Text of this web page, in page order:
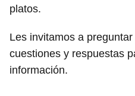
platos.
Les invitamos a
cuestiones y respuestas
información.